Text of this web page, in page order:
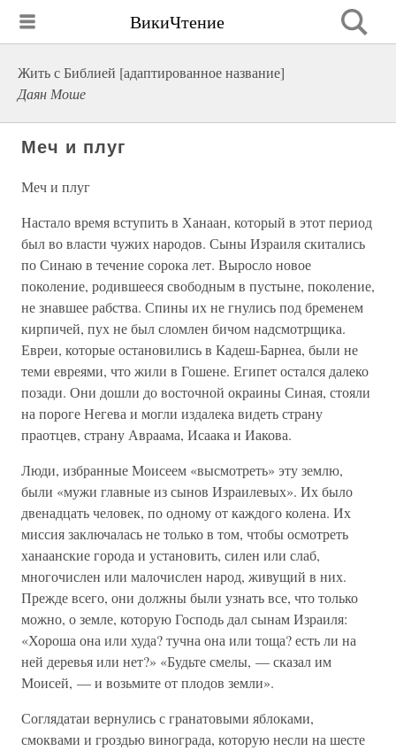
ВикиЧтение
Жить с Библией [адаптированное название]
Даян Моше
Меч и плуг
Меч и плуг
Настало время вступить в Ханаан, который в этот период
был во власти чужих народов. Сыны Израиля скитались
по Синаю в течение сорока лет. Выросло новое
поколение, родившееся свободным в пустыне, поколение,
не знавшее рабства. Спины их не гнулись под бременем
кирпичей, пух не был сломлен бичом надсмотрщика.
Евреи, которые остановились в Кадеш-Барнеа, были не
теми евреями, что жили в Гошене. Египет остался далеко
позади. Они дошли до восточной окраины Синая, стояли
на пороге Негева и могли издалека видеть страну
праотцев, страну Авраама, Исаака и Иакова.
Люди, избранные Моисеем «высмотреть» эту землю,
были «мужи главные из сынов Израилевых». Их было
двенадцать человек, по одному от каждого колена. Их
миссия заключалась не только в том, чтобы осмотреть
ханаанские города и установить, силен или слаб,
многочислен или малочислен народ, живущий в них.
Прежде всего, они должны были узнать все, что только
можно, о земле, которую Господь дал сынам Израиля:
«Хороша она или худа? тучна она или тоща? есть ли на
ней деревья или нет?» «Будьте смелы, — сказал им
Моисей, — и возьмите от плодов земли».
Соглядатаи вернулись с гранатовыми яблоками,
смоквами и гроздью винограда, которую несли на шесте